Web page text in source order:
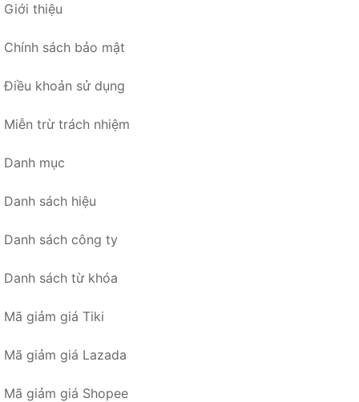
Giới thiệu
Chính sách bảo mật
Điều khoản sử dụng
Miễn trừ trách nhiệm
Danh mục
Danh sách hiệu
Danh sách công ty
Danh sách từ khóa
Mã giảm giá Tiki
Mã giảm giá Lazada
Mã giảm giá Shopee